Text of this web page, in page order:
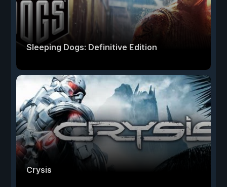
Sleeping Dogs: Definitive Edition
Crysis